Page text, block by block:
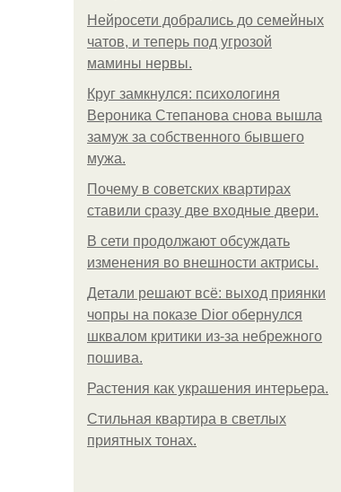
Нейросети добрались до семейных
чатов, и теперь под угрозой
мамины нервы.
Круг замкнулся: психологиня
Вероника Степанова снова вышла
замуж за собственного бывшего
мужа.
Почему в советских квартирах
ставили сразу две входные двери.
В сети продолжают обсуждать
изменения во внешности актрисы.
Детали решают всё: выход приянки
чопры на показе Dior обернулся
шквалом критики из-за небрежного
пошива.
Растения как украшения интерьера.
Стильная квартира в светлых
приятных тонах.